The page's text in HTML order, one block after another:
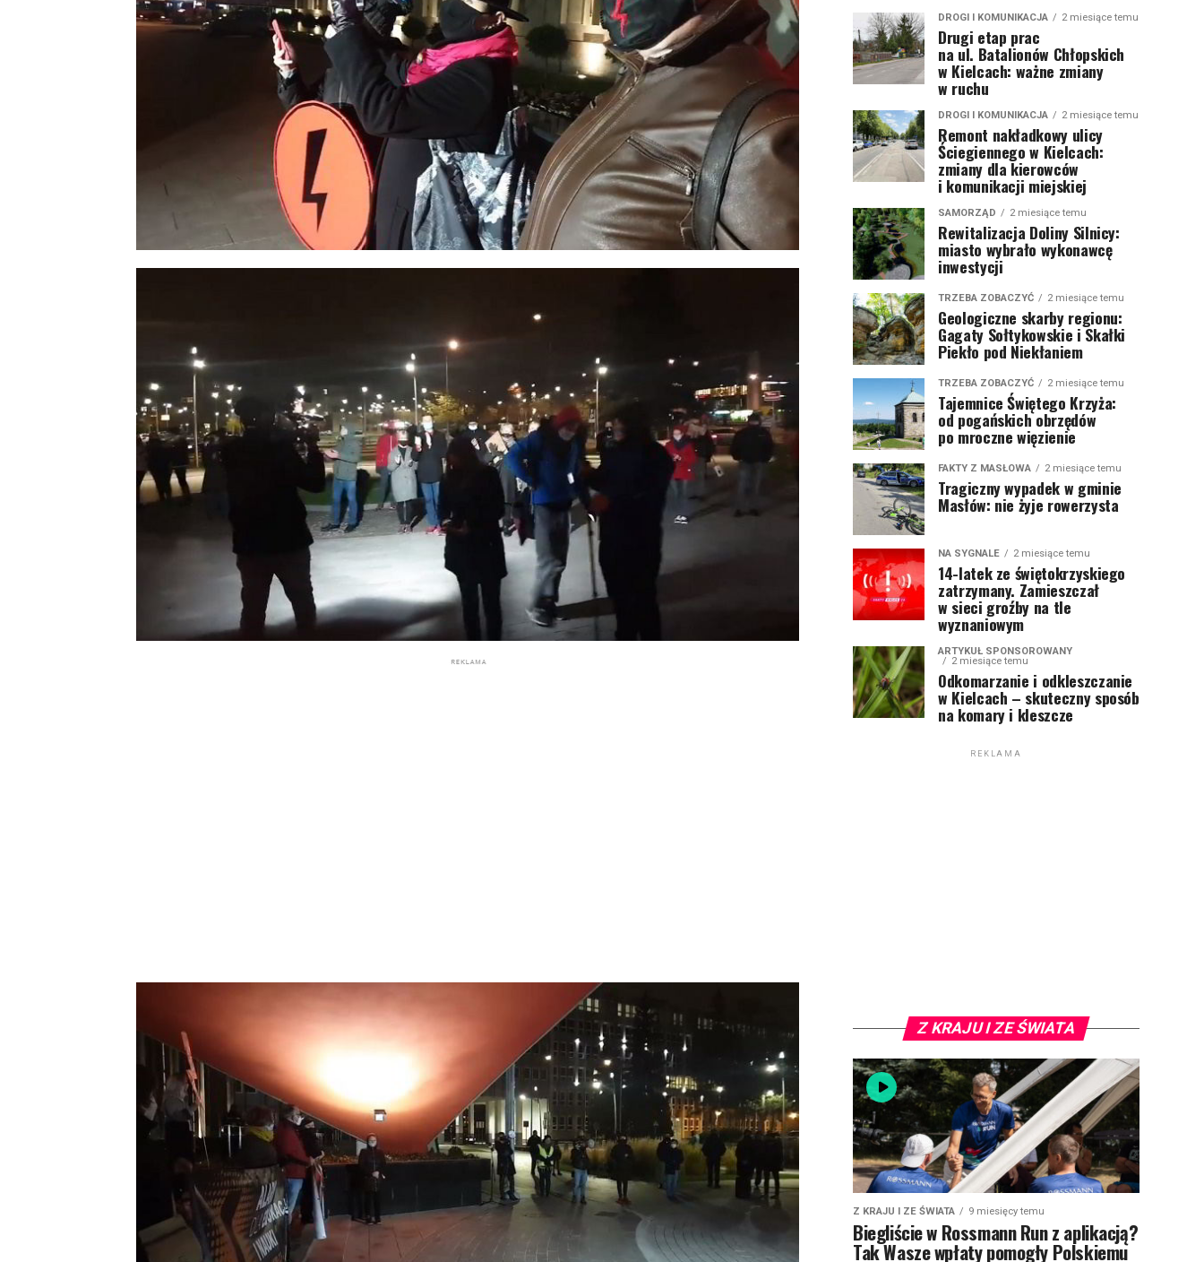
DROGI I KOMUNIKACJA 2 miesiące temu
Drugi etap prac
na ul. Batalionów Chłopskich
w Kielcach: ważne zmiany
w ruchu
DROGI I KOMUNIKACJA 2 miesiące temu
Remont nakładkowy ulicy
Ściegiennego w Kielcach:
zmiany dla kierowców
i komunikacji miejskiej
SAMORZĄD 2 miesiące temu
Rewitalizacja Doliny Silnicy:
miasto wybrało wykonawcę
inwestycji
TRZEBA ZOBACZYĆ 2 miesiące temu
Geologiczne skarby regionu:
Gagaty Sołtykowskie i Skałki
Piekło pod Niekłaniem
TRZEBA ZOBACZYĆ 2 miesiące temu
Tajemnice Świętego Krzyża:
od pogańskich obrzędów
po mroczne więzienie
FAKTY Z MASŁOWA 2 miesiące temu
Tragiczny wypadek w gminie
Masłów: nie żyje rowerzysta
NA SYGNALE 2 miesiące temu
14-latek ze świętokrzyskiego
zatrzymany. Zamieszczał
w sieci groźby na tle
wyznaniowym
ARTYKUŁ SPONSOROWANY
2 miesiące temu
Odkomarzanie i odkleszczanie
w Kielcach – skuteczny sposób
na komary i kleszcze
REKLAMA
Z KRAJU I ZE ŚWIATA
Z KRAJU I ZE ŚWIATA 9 miesięcy temu
Biegliście w Rossmann Run z aplikacją?
Tak Wasze wpłaty pomogły Polskiemu